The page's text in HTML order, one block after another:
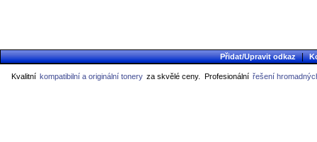
Přidat/Upravit odkaz |
Kvalitní kompatibilní a originální tonery za skvělé ceny. Profesionální řešení